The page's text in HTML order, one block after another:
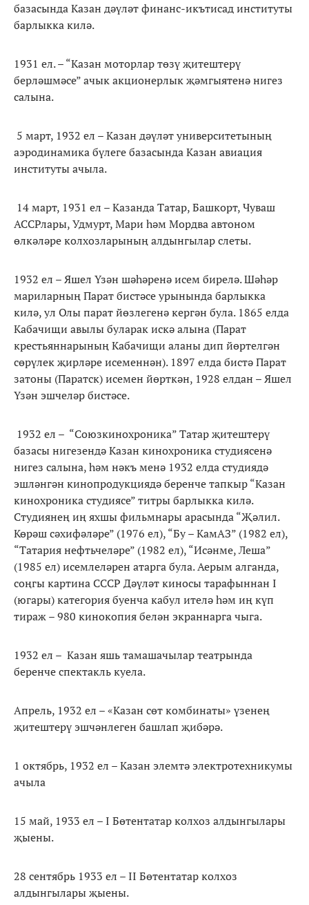
базасында Казан дәүләт финанс-икътисад институты
барлыкка килә.
1931 ел. – “Казан моторлар төзү җитештерү
берләшмәсе” ачык акционерлык җәмгыятенә нигез
салына.
5 март, 1932 ел – Казан дәүләт университетының
аэродинамика бүлеге базасында Казан авиация
институты ачыла.
14 март, 1931 ел – Казанда Татар, Башкорт, Чуваш
АССРлары, Удмурт, Мари һәм Мордва автоном
өлкәләре колхозларының алдынгылар слеты.
1932 ел – Яшел Үзән шәһәренә исем бирелә. Шәһәр
мариларның Парат бистәсе урынында барлыкка
килә, ул Олы парат йөзлегенә кергән була. 1865 елда
Кабачищи авылы буларак искә алына (Парат
крестьяннарының Кабачищи аланы дип йөртелгән
сөрүлек җирләре исеменнән). 1897 елда бистә Парат
затоны (Паратск) исемен йөрткән, 1928 елдан – Яшел
Үзән эшчеләр бистәсе.
1932 ел – “Союзкинохроника” Татар җитештерү
базасы нигезендә Казан кинохроника студиясенә
нигез салына, һәм нәкъ менә 1932 елда студиядә
эшләнгән кинопродукциядә беренче тапкыр “Казан
кинохроника студиясе” титры барлыкка килә.
Студиянең иң яхшы фильмнары арасында “Җәлил.
Көрәш сәхифәләре” (1976 ел), “Бу – КамАЗ” (1982 ел),
“Татария нефтьчеләре” (1982 ел), “Исәнме, Леша”
(1985 ел) исемлеләрен атарга була. Аерым алганда,
соңгы картина СССР Дәүләт киносы тарафыннан I
(югары) категория буенча кабул ителә һәм иң күп
тираж – 980 кинокопия белән экраннарга чыга.
1932 ел – Казан яшь тамашачылар театрында
беренче спектакль куела.
Апрель, 1932 ел – «Казан сөт комбинаты» үзенең
җитештерү эшчәнлеген башлап җибәрә.
1 октябрь, 1932 ел – Казан элемтә электротехникумы
ачыла
15 май, 1933 ел – I Бөтентатар колхоз алдынгылары
җыены.
28 сентябрь 1933 ел – II Бөтентатар колхоз
алдынгылары җыены.